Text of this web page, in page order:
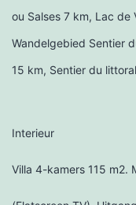
ou Salses 7 km, Lac de
Wandelgebied Sentier
15 km, Sentier du
Interieur
Villa 4-kamers 115 m2.